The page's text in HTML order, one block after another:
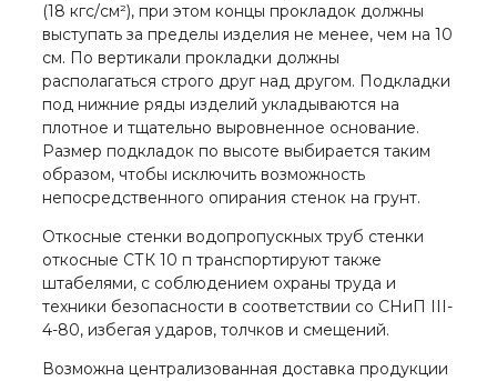
(18 кгс/см²), при этом концы прокладок должны
выступать за пределы изделия не менее, чем на 10
см. По вертикали прокладки должны
располагаться строго друг над другом. Подкладки
под нижние ряды изделий укладываются на
плотное и тщательно выровненное основание.
Размер подкладок по высоте выбирается таким
образом, чтобы исключить возможность
непосредственного опирания стенок на грунт.
Откосные стенки водопропускных труб стенки
откосные СТК 10 п транспортируют также
штабелями, с соблюдением охраны труда и
техники безопасности в соответствии со СНиП III-
4-80, избегая ударов, толчков и смещений.
Возможна централизованная доставка продукции